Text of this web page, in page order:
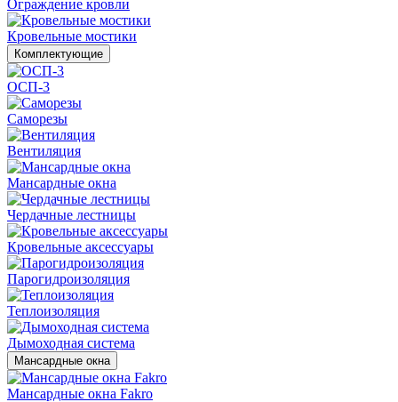
Ограждение кровли
Кровельные мостики
Комплектующие
ОСП-3
Саморезы
Вентиляция
Мансардные окна
Чердачные лестницы
Кровельные аксессуары
Парогидроизоляция
Теплоизоляция
Дымоходная система
Мансардные окна
Мансардные окна Fakro